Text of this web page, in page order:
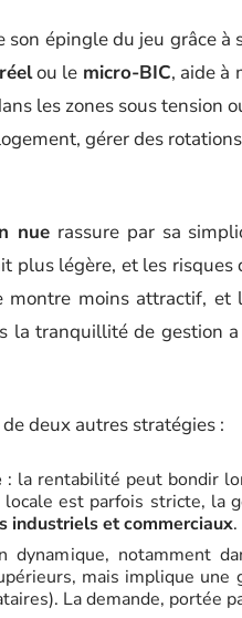
épingle du jeu grâce à
ou le micro-BIC, aide à
les zones sous tension
gérer des
nuerassure par sa
plus légère, et les
montre moins attractif, et
la tranquillité de gestion
deux autres stratégies :
: la rentabilité peut bondir
est parfois stricte, la
industriels et commerciaux.
dynamique, notamment
mais implique
La demande, portée